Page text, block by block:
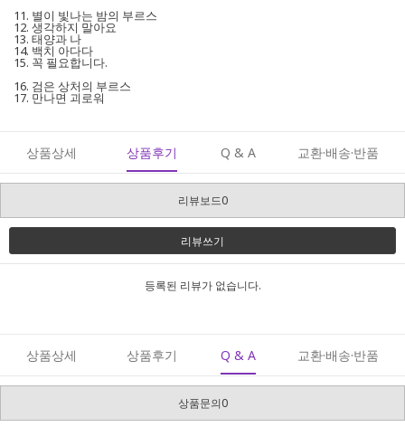
11. 별이 빛나는 밤의 부르스
12. 생각하지 말아요
13. 태양과 나
14. 백치 아다다
15. 꼭 필요합니다.
16. 검은 상처의 부르스
17. 만나면 괴로워
상품상세 상품후기 Q & A 교환·배송·반품
리뷰보드0
리뷰쓰기
등록된 리뷰가 없습니다.
상품상세 상품후기 Q & A 교환·배송·반품
상품문의0